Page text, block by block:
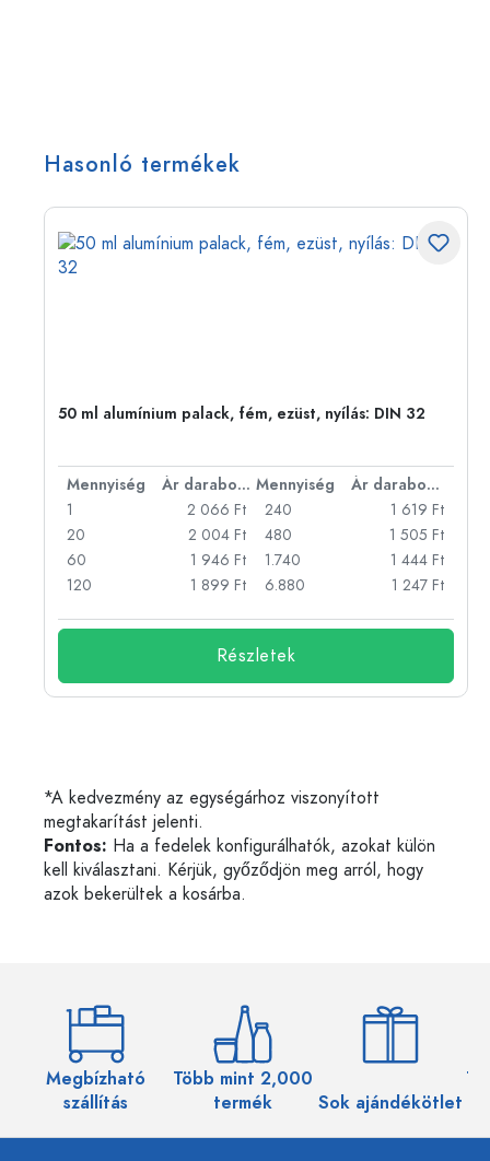
Hasonló termékek
50 ml alumínium palack, fém, ezüst, nyílás: DIN 32
Mennyiség Ár darabonként Mennyiség
Ár darabonként
1
2 066 Ft
20
2 004 Ft
60
1 946 Ft
120
1 899 Ft
240
1 619 Ft
480
1 505 Ft
1.740
1 444 Ft
6.880
1 247 Ft
Részletek
*A kedvezmény az egységárhoz viszonyított
megtakarítást jelenti.
Fontos: Ha a fedelek konfigurálhatók, azokat külön
kell kiválasztani. Kérjük, győződjön meg arról, hogy
azok bekerültek a kosárba.
Megbízható
szállítás
Több mint 2,000
termék
Sok ajándékötlet